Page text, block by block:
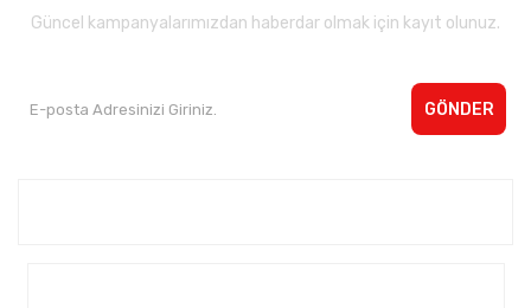
Güncel kampanyalarımızdan haberdar olmak için kayıt olunuz.
GÖNDER